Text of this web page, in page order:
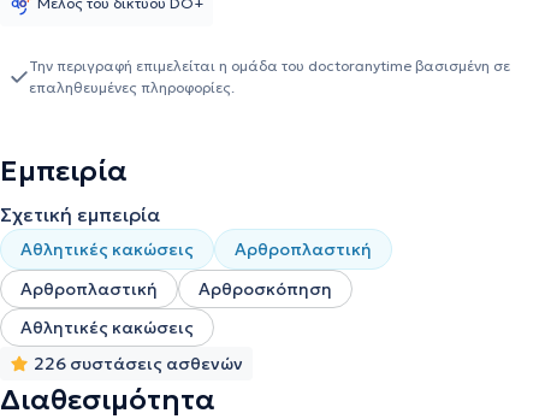
Διαβαλκανικό Κέντρο και τη Βιοκλινική Θεσσαλονίκης. Τέλος,
είναι μέλος του Ιατρικού Συλλόγου Θεσσαλονίκης.
Την περιγραφή επιμελείται η ομάδα του doctoranytime βασισμένη σε
επαληθευμένες πληροφορίες.
Εμπειρία
Σχετική εμπειρία
Αθλητικές κακώσεις
Αρθροπλαστική
Αρθροπλαστική
Αρθροσκόπηση
Αθλητικές κακώσεις
226 συστάσεις ασθενών
Διαθεσιμότητα